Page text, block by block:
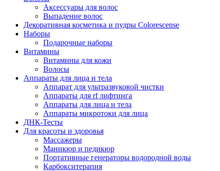
Аксессуары для волос
Выпадение волос
Декоративная косметика и пудры Colorescense
Наборы
Подарочные наборы
Витамины
Витамины для кожи
Волосы
Аппараты для лица и тела
Аппарат для ультразвуковой чистки
Аппараты для rf лифтинга
Аппараты для лица и тела
Аппараты микротоки для лица
ДНК-Тесты
Для красоты и здоровья
Массажеры
Маникюр и педикюр
Портативные генераторы водородной воды
Карбокситерапия